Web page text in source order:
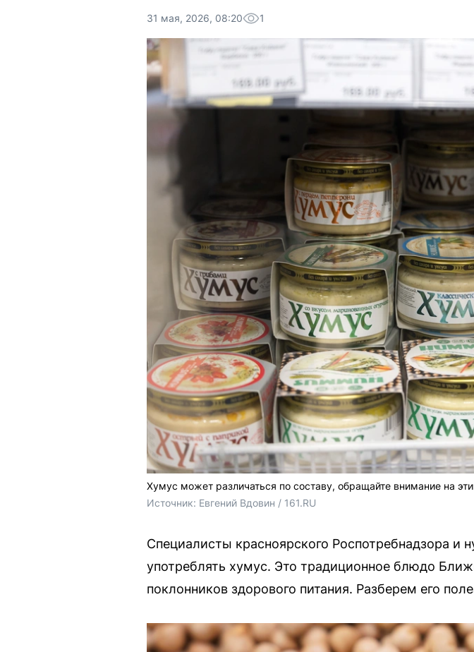
31 мая, 2026, 08:20 1
Хумус может различаться по составу, обращайте внимание на
Источник: Евгений Вдовин / 161.RU
Специалисты красноярского Роспотребнадзора
употреблять хумус. Это традиционное блюдо
поклонников здорового питания. Разберем его